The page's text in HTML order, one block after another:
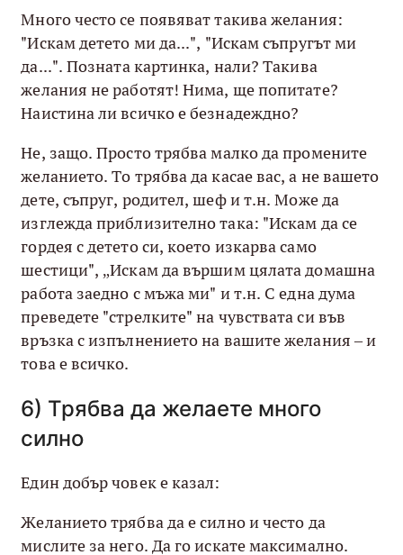
Много често се появяват такива желания:
"Искам детето ми да...", "Искам съпругът ми
да...". Позната картинка, нали? Такива
желания не работят! Нима, ще попитате?
Наистина ли всичко е безнадеждно?
Не, защо. Просто трябва малко да промените
желанието. То трябва да касае вас, а не вашето
дете, съпруг, родител, шеф и т.н. Може да
изглежда приблизително така: "Искам да се
гордея с детето си, което изкарва само
шестици", „Искам да вършим цялата домашна
работа заедно с мъжа ми" и т.н. С една дума
преведете "стрелките" на чувствата си във
връзка с изпълнението на вашите желания – и
това е всичко.
6) Трябва да желаете много
силно
Един добър човек е казал:
Желанието трябва да е силно и често да
мислите за него. Да го искате максимално.